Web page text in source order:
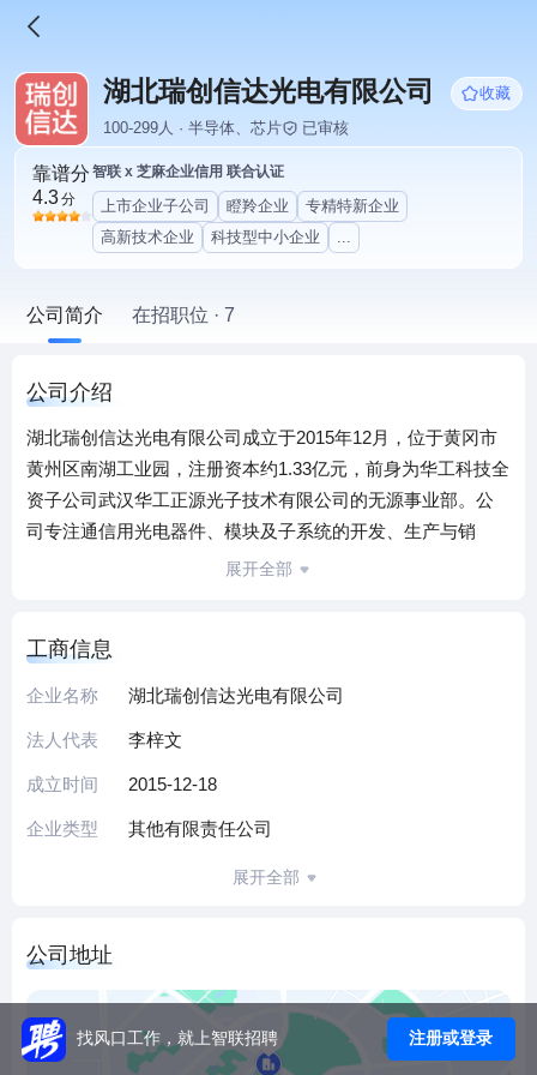
湖北瑞创信达光电有限公司
收藏
100-299人 · 半导体、芯片
已审核
靠谱分
4.3分
智联 x 芝麻企业信用 联合认证
上市企业子公司 瞪羚企业
专精特新企业
高新技术企业
科技型中小企业 ...
公司简介 在招职位 · 7
公司介绍
湖北瑞创信达光电有限公司成立于2015年12月，位于黄冈市
黄州区南湖工业园，注册资本约1.33亿元，前身为华工科技全
资子公司武汉华工正源光子技术有限公司的无源事业部。公
司专注通信用光电器件、模块及子系统的开发、生产与销
售，核心产品包括光纤连接组件、防务光模块、信创光模块
作为国家高新技术企业、全国科技型中小企业及2023年科创
新物种（瞪羚企业），公司依托原有技术积累，构建了从光
案，为不同领域客户提供可靠的产品与技术支持。
（本介绍由DeepSeek AI智能生成，仅供参考）
展开全部
工商信息
企业名称 湖北瑞创信达光电有限公司
法人代表 李梓文
成立时间 2015-12-18
企业类型 其他有限责任公司
展开全部
公司地址
找风口工作，就上智联招聘 注册或登录